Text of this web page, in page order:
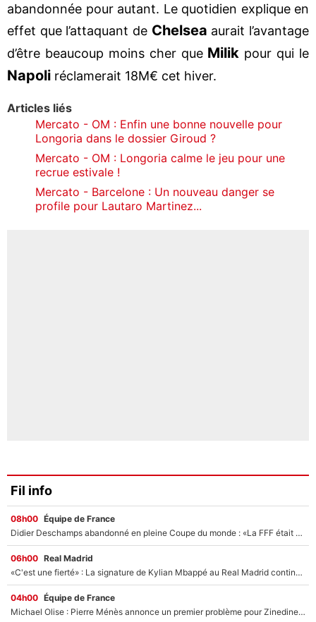
abandonnée pour autant. Le quotidien explique en
effet que l’attaquant de Chelsea aurait l’avantage
d’être beaucoup moins cher que Milik pour qui le
Napoli réclamerait 18M€ cet hiver.
Articles liés
Mercato - OM : Enfin une bonne nouvelle pour
Longoria dans le dossier Giroud ?
Mercato - OM : Longoria calme le jeu pour une
recrue estivale !
Mercato - Barcelone : Un nouveau danger se
profile pour Lautaro Martinez...
Fil info
08h00 Équipe de France
Didier Deschamps abandonné en pleine Coupe du monde : «La FFF était déjà passée à Zinedine Zidane»
06h00 Real Madrid
«C'est une fierté» : La signature de Kylian Mbappé au Real Madrid continue de régaler l'Espagne
04h00 Équipe de France
Michael Olise : Pierre Ménès annonce un premier problème pour Zinedine Zidane en équipe de France